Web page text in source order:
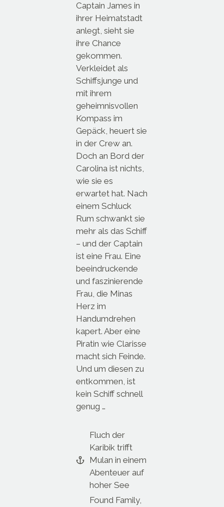
Captain James in
ihrer Heimatstadt
anlegt, sieht sie
ihre Chance
gekommen.
Verkleidet als
Schiffsjunge und
mit ihrem
geheimnisvollen
Kompass im
Gepäck, heuert sie
in der Crew an.
Doch an Bord der
Carolina ist nichts,
wie sie es
erwartet hat. Nach
einem Schluck
Rum schwankt sie
mehr als das Schiff
– und der Captain
ist eine Frau. Eine
beeindruckende
und faszinierende
Frau, die Minas
Herz im
Handumdrehen
kapert. Aber eine
Piratin wie Clarisse
macht sich Feinde.
Und um diesen zu
entkommen, ist
kein Schiff schnell
genug …
Fluch der
Karibik trifft
Mulan in einem
Abenteuer auf
hoher See
Found Family,